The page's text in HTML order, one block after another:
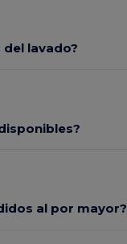
del lavado?
al por mayor?